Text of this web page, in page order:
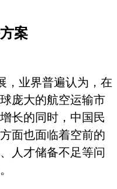
案
，业界普遍认为，在
庞大的航空运输市
长的同时，中国民
面也面临着空前的
人才储备不足等问